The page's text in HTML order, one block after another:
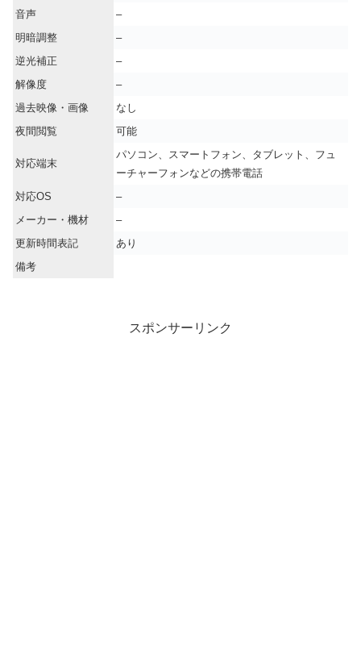
音声
–
明暗調整
–
逆光補正
–
解像度
–
過去映像・画像
なし
夜間閲覧
可能
対応端末
パソコン、スマートフォン、タブレット、フュ
ーチャーフォンなどの携帯電話
対応OS
–
メーカー・機材
–
更新時間表記
あり
備考
スポンサーリンク